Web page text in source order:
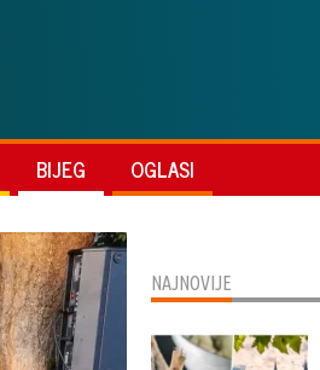
BIJEG OGLASI
NAJNOVIJE